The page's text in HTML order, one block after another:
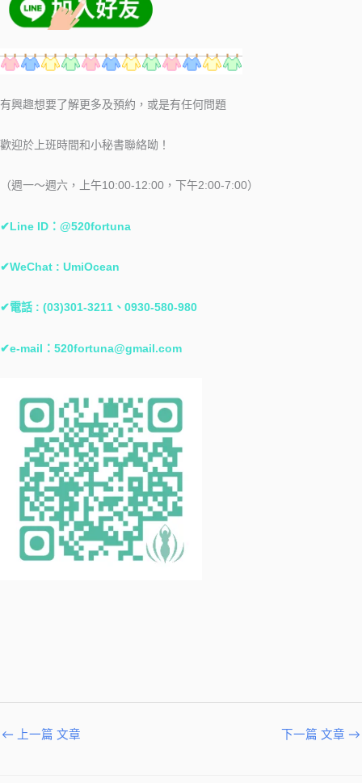
有興趣想要了解更多及預約，或是有任何問題
歡迎於上班時間和小秘書聯絡呦！
（週一～週六，上午10:00-12:00，下午2:00-7:00）
✔Line ID：@520fortuna
✔WeChat : UmiOcean
✔電話 : (03)301-3211、0930-580-980
✔e-mail： 520fortuna@gmail.com
← 上一篇 文章 下一篇 文章 →